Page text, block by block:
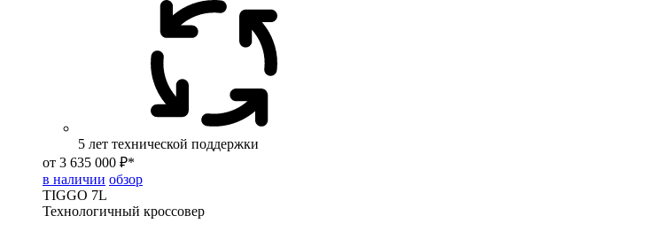
5 лет технической поддержки
от 3 635 000 ₽*
в наличии обзор
TIGGO 7L
Технологичный кроссовер